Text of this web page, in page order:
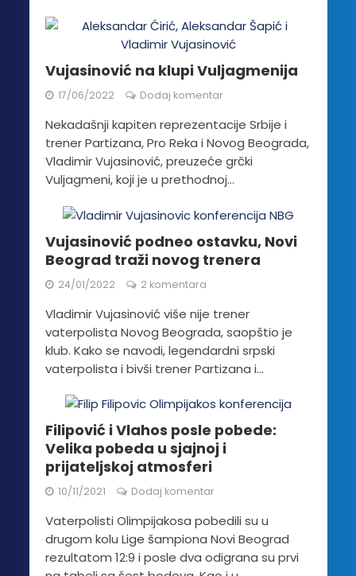
Vujasinović na klupi Vuljagmenija
17/06/2022 Dodaj komentar
Nekadašnji kapiten reprezentacije Srbije i
trener Partizana, Pro Reka i Novog Beograda,
Vladimir Vujasinović, preuzeće grčki
Vuljagmeni, koji je u prethodnoj...
Vujasinović podneo ostavku, Novi
Beograd traži novog trenera
24/01/2022 2 komentara
Vladimir Vujasinović više nije trener
vaterpolista Novog Beograda, saopštio je
klub. Kako se navodi, legendardni srpski
vaterpolista i bivši trener Partizana i...
Filipović i Vlahos posle pobede:
Velika pobeda u sjajnoj i
prijateljskoj atmosferi
10/11/2021 Dodaj komentar
Vaterpolisti Olimpijakosa pobedili su u
drugom kolu Lige šampiona Novi Beograd
rezultatom 12:9 i posle dva odigrana su prvi